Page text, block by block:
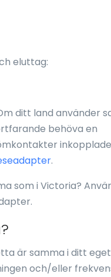
eluttag:
ditt land använder
behöva en
inkopplade
.
som i Victoria?
är samma i ditt
och/eller